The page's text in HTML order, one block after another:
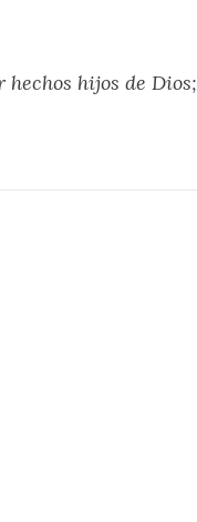
hijos de Dios;